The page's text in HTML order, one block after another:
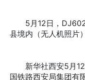
5月12日，DJ602
县境内（无人机照片
新华社西安5月12
国铁路西安局集团有